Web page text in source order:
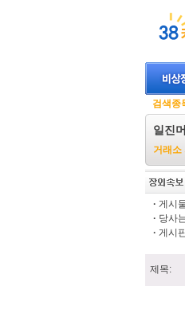
검색종
일진
거래소
· 게시
· 당사
· 게시
제목: